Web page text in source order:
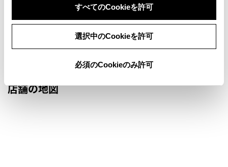
すべてのCookieを許可
選択中のCookieを許可
必須のCookieのみ許可
定休日
前月 翌月
店舗の地図